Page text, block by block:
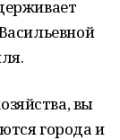
вы
города и